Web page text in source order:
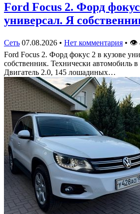
Ford Focus 2. Форд фокус
универсал. Я
Сеть 07.08.2026 • Нет комментария • 👁
Ford Focus 2. Форд фокус 2 в кузове
собственник. Технически автомобиль
Двигатель 2.0, 145 лошадиных…